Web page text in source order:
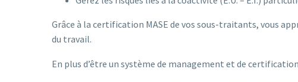
Grâce à la certification MASE de vos sous-traitants, vous
du travail.
En plus d’être un système de management et de